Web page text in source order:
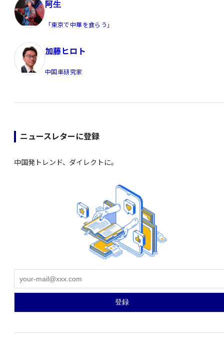
阿生
「東京で中華を食らう」
加藤ヒロト
中国車研究家
ニュースレターに登録
中国発トレンド、ダイレクトに。